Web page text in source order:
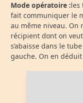
Mode opératoire :les
fait communiquer le
au même niveau. On
récipient dont on
s’abaisse dans le
gauche. On en